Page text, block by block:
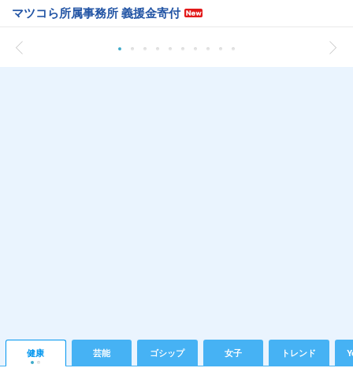
マツコら所属事務所 義援金寄付
健康 芸能 ゴシップ 女子 トレンド